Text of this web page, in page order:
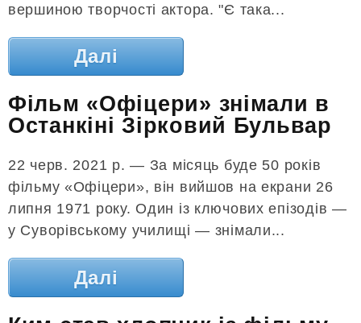
вершиною творчості актора. "Є така...
Далі
Фільм «Офіцери» знімали в
Останкіні Зірковий Бульвар
22 черв. 2021 р. — За місяць буде 50 років
фільму «Офіцери», він вийшов на екрани 26
липня 1971 року. Один із ключових епізодів —
у Суворівському училищі — знімали...
Далі